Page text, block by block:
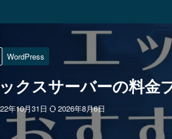
WordPress
クスサーバーの料金
年10月31日 2026年8月6日